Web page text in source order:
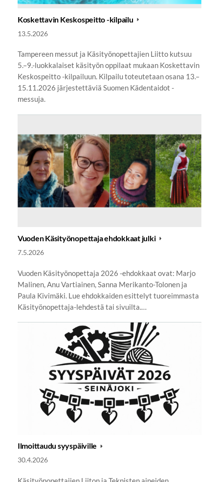
Koskettavin Keskospeitto -kilpailu
13.5.2026
Tampereen messut ja Käsityönopettajien Liitto kutsuu
5.–9.-luokkalaiset käsityön oppilaat mukaan Koskettavin
Keskospeitto -kilpailuun. Kilpailu toteutetaan osana 13.–
15.11.2026 järjestettäviä Suomen Kädentaidot -
messuja.
Vuoden Käsityönopettaja ehdokkaat julki
7.5.2026
Vuoden Käsityönopettaja 2026 -ehdokkaat ovat: Marjo
Malinen, Anu Vartiainen, Sanna Merikanto-Tolonen ja
Paula Kivimäki. Lue ehdokkaiden esittelyt tuoreimmasta
Käsityönopettaja-lehdestä tai sivuilta.…
Ilmoittaudu syyspäiville
30.4.2026